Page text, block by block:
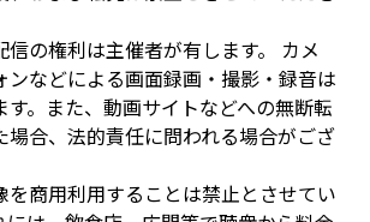
の権利は主催者が有します。 カメ
ンなどによる画面録画・撮影・録音は
。また、動画サイトなどへの無断転
場合、法的責任に問われる場合がござ
商用利用することは禁止とさせてい